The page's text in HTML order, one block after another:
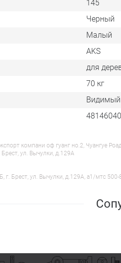
145
Черный
Малый
AKS
для
70 кг
Видимый
компани оф гуанг но.2, Чуангуе
ул. Вычулки, д.129А
г. Брест, ул. Вычулки, д.129А, a1/мтс 500-